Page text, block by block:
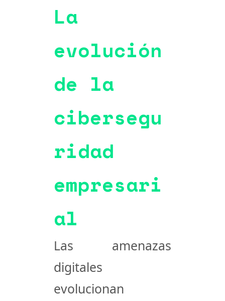
La
evolución
de la
cibersegu
ridad
empresari
al
Las amenazas
digitales
evolucionan